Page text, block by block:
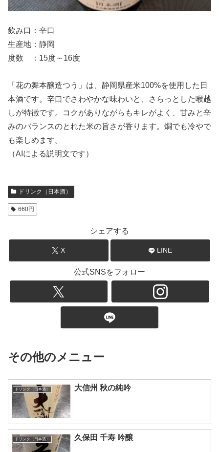
飲み口：辛口
生産地：静岡
度数 ：15度～16度
「花の舞本醸造つう」は、静岡県産米100%を使用した日
本酒です。辛口でさわやかな味わいと、さらっとした喉越
しが特徴です。コクがありながらもキレがよく、甘みと辛
みのバランスのとれた米の旨さが香ります。燗でも冷やで
も楽しめます。
（AIによる説明文です）
ドリンク（日本酒）
660円
シェアする
X LINE
公式SNSをフォロー
その他のメニュー
ドリンク（日本酒） 大信州 秋の純吟
ドリンク（日本酒） 久保田 千寿 吟醸